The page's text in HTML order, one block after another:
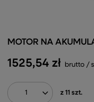
1525,54 zł brutto /
z 11 szt.
MOTOR NA